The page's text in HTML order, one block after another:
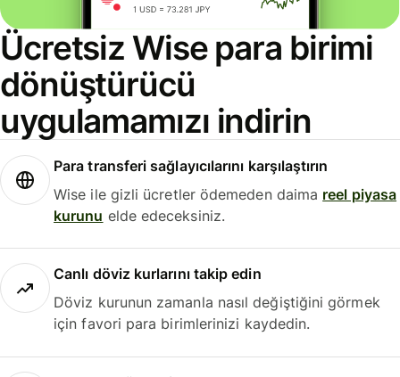
Ücretsiz Wise para birimi
dönüştürücü
uygulamamızı indirin
Para transferi sağlayıcılarını karşılaştırın
Wise ile gizli ücretler ödemeden daima reel piyasa
kurunu elde edeceksiniz.
Canlı döviz kurlarını takip edin
Döviz kurunun zamanla nasıl değiştiğini görmek
için favori para birimlerinizi kaydedin.